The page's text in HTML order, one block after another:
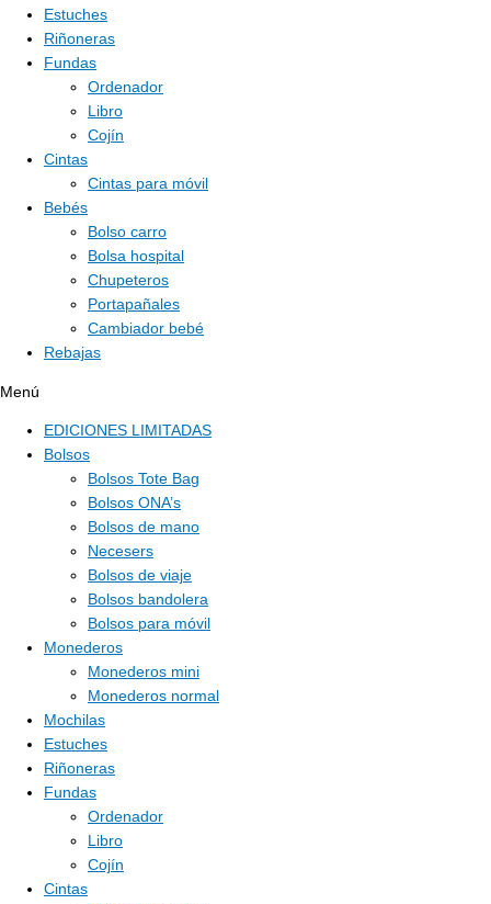
Estuches
Riñoneras
Fundas
Ordenador
Libro
Cojín
Cintas
Cintas para móvil
Bebés
Bolso carro
Bolsa hospital
Chupeteros
Portapañales
Cambiador bebé
Rebajas
Menú
EDICIONES LIMITADAS
Bolsos
Bolsos Tote Bag
Bolsos ONA’s
Bolsos de mano
Necesers
Bolsos de viaje
Bolsos bandolera
Bolsos para móvil
Monederos
Monederos mini
Monederos normal
Mochilas
Estuches
Riñoneras
Fundas
Ordenador
Libro
Cojín
Cintas